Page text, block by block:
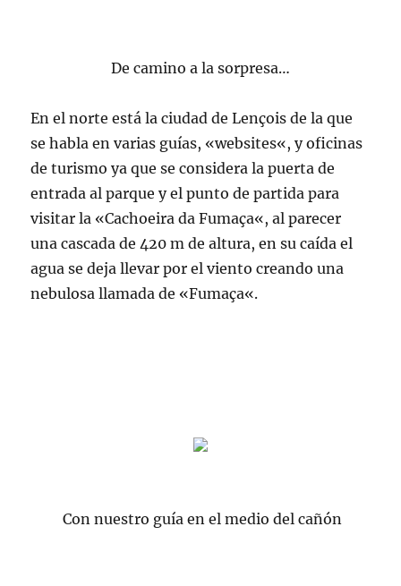
De camino a la sorpresa…
En el norte está la ciudad deLençois de la que
se habla en varias guías, «websites«, y oficinas
de turismo ya que se considera la puerta de
entrada al parque y el punto de partida para
visitar la «Cachoeira daFumaça«, al parecer
una cascada de 420 m de altura, en su caída el
agua se deja llevar por el viento creando una
nebulosa llamada de «Fumaça«.
Con nuestro guía en el medio del cañón